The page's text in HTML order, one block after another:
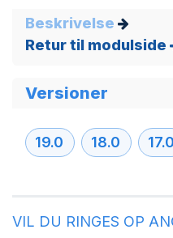
Beskrivelse
Retur til modulside
Versioner
19.0 18.0 17.0
VIL DU RINGES OP